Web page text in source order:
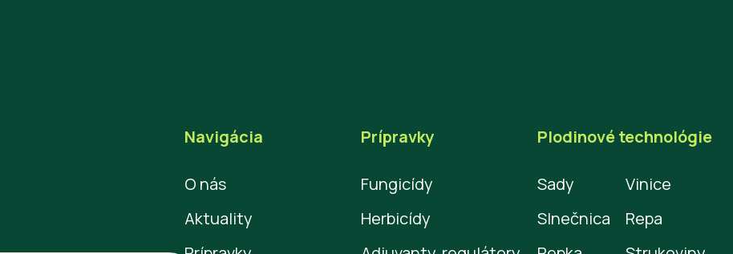
Navigácia
O nás
Aktuality
Prípravky
Fungicídy
Herbicídy
Plodinové technológie
Sady
Vinice
Slnečnica
Repa